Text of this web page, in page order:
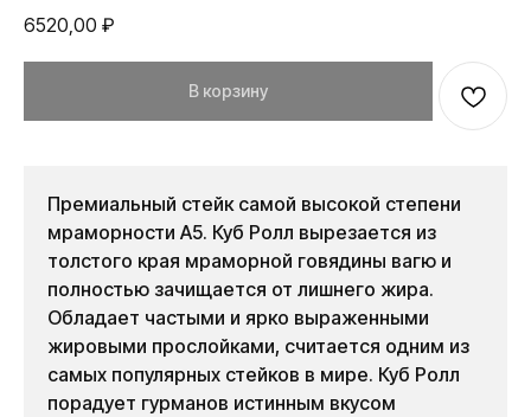
6520,00 ₽
В корзину
Премиальный стейк самой высокой степени
мраморности А5. Куб Ролл вырезается из
толстого края мраморной говядины вагю и
полностью зачищается от лишнего жира.
Обладает частыми и ярко выраженными
жировыми прослойками, считается одним из
самых популярных стейков в мире. Куб Ролл
порадует гурманов истинным вкусом